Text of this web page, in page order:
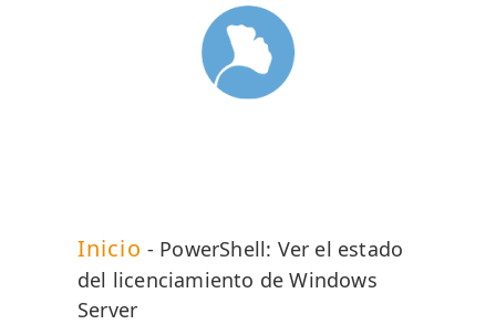
Inicio - PowerShell: Ver el estado
del licenciamiento de Windows
Server